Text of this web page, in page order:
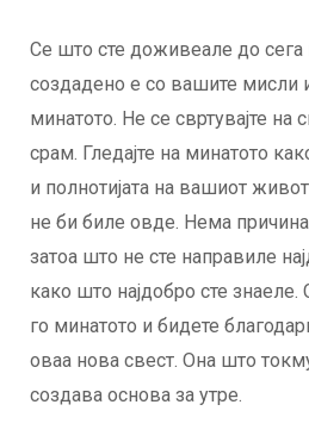
Се што сте доживеале до сега
создадено е со вашите мисли
минатото. Не се свртувајте на
срам. Гледајте на минатото
и полнотијата на вашиот
не би биле овде. Нема
затоа што не сте направиле
како што најдобро сте
го минатото и бидете
оваа нова свест. Она што
создава основа за утре.